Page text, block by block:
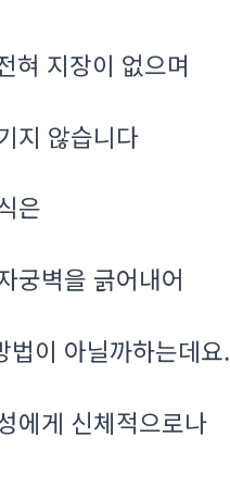
혀 지장이 없으며
지 않습니다
은
궁벽을 긁어내어
법이 아닐까하는데요.
에게 신체적으로나